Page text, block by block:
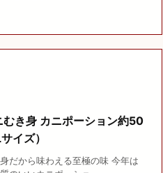
むき身 カニポーション約50
イズ）
だから味わえる至極の味 今年は